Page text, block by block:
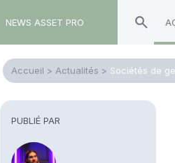
NEWS ASSET PRO
Accueil > Actualités > Sociétés de
PUBLIÉ PAR